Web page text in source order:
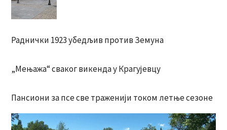
Раднички 1923 убедљив против Земуна
„Мењажа“ сваког викенда у Крагујевцу
Пансиони за псе све траженији током летње сезоне